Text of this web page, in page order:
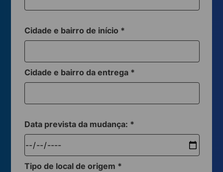
Cidade e bairro de início *
Cidade e bairro da entrega *
Data prevista da mudança: *
Tipo de local de origem *